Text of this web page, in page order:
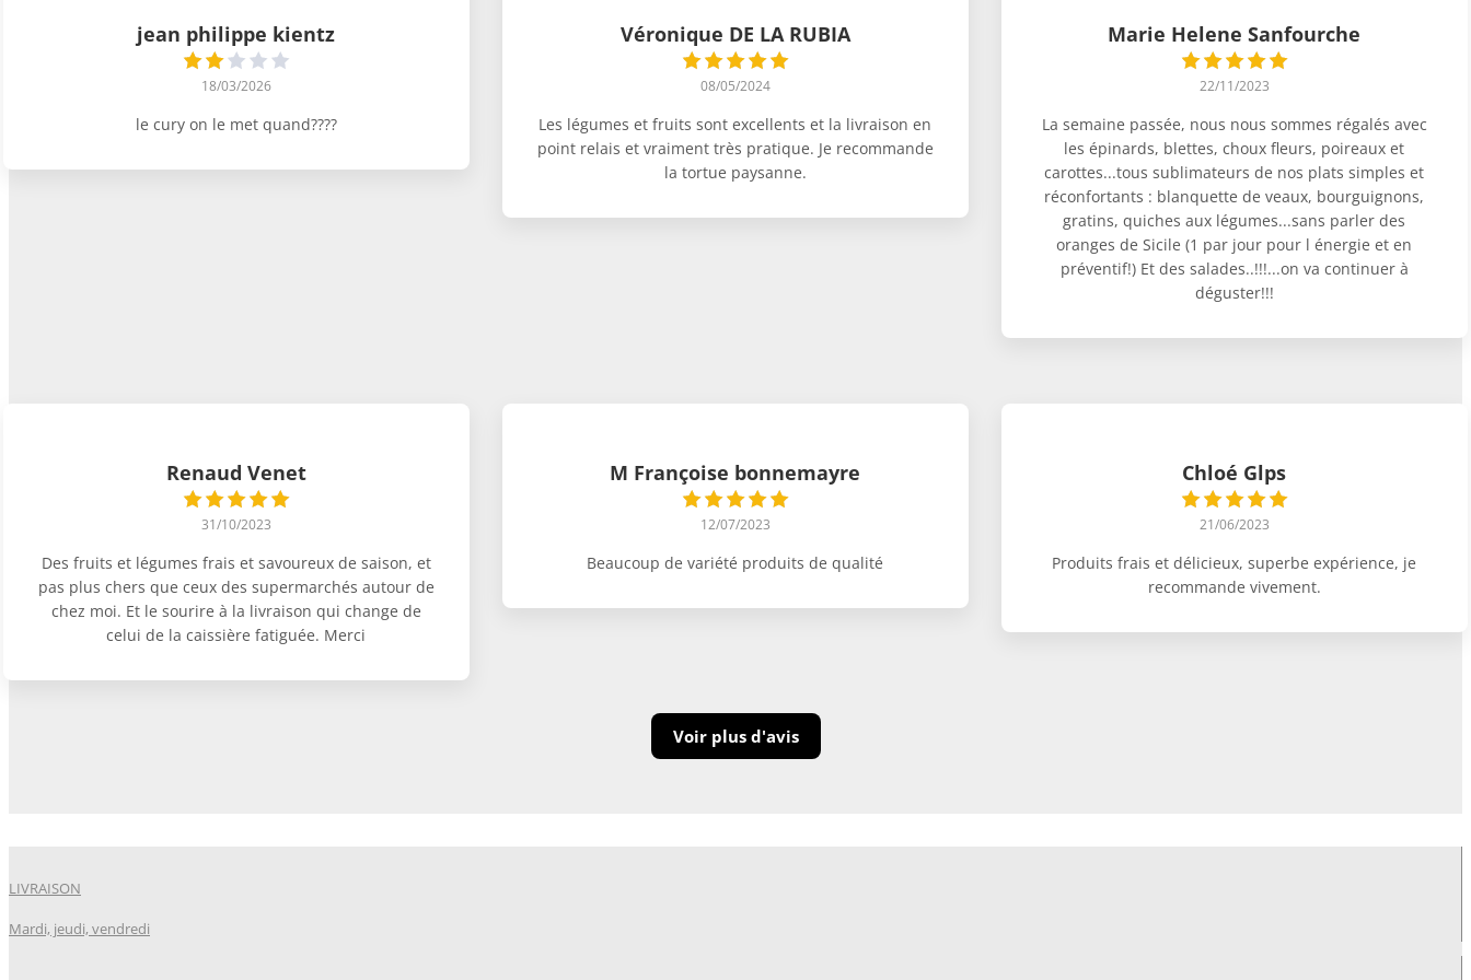
jean philippe kientz
18/03/2026
le cury on le met quand????
Véronique DE LA RUBIA
08/05/2024
Les légumes et fruits sont excellents et la livraison en
point relais et vraiment très pratique. Je recommande
la tortue paysanne.
Marie Helene Sanfourche
22/11/2023
La semaine passée, nous nous sommes régalés avec
les épinards, blettes, choux fleurs, poireaux et
carottes...tous sublimateurs de nos plats simples et
réconfortants : blanquette de veaux, bourguignons,
gratins, quiches aux légumes...sans parler des
oranges de Sicile (1 par jour pour l énergie et en
préventif!) Et des salades..!!!...on va continuer à
déguster!!!
Renaud Venet
31/10/2023
Des fruits et légumes frais et savoureux de saison, et
pas plus chers que ceux des supermarchés autour de
chez moi. Et le sourire à la livraison qui change de
celui de la caissière fatiguée. Merci
M Françoise bonnemayre
12/07/2023
Beaucoup de variété produits de qualité
Chloé Glps
21/06/2023
Produits frais et délicieux, superbe expérience, je
recommande vivement.
Voir plus d'avis
LIVRAISON
Mardi, jeudi, vendredi